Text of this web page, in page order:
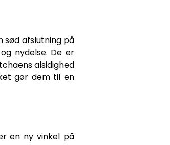
sød afslutning på
nydelse. De er
alsidighed
gør dem til en
en ny vinkel på